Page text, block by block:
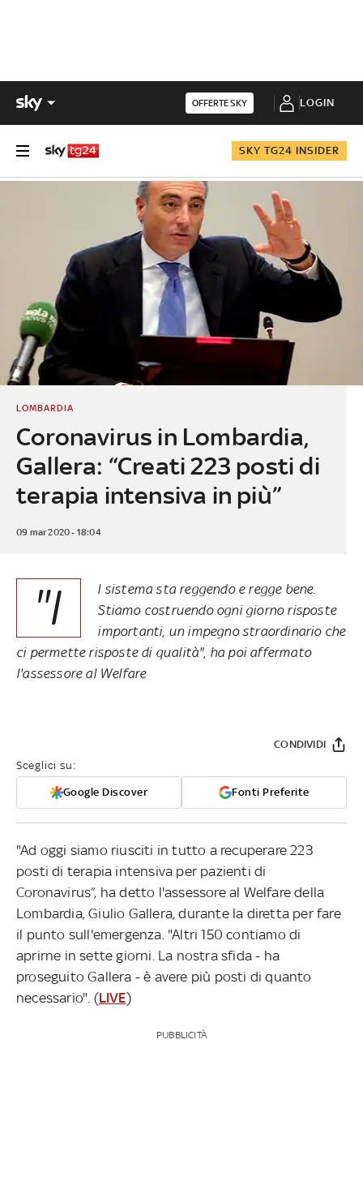
OFFERTE SKY LOGIN
SKY TG24 INSIDER
Coronavirus in Lombardia,
Gallera: “Creati 223 posti di
terapia intensiva in più”
LOMBARDIA
09 mar 2020 - 18:04
"I
l sistema sta reggendo e regge bene.
Stiamo costruendo ogni giorno risposte
importanti, un impegno straordinario che
ci permette risposte di qualità", ha poi affermato
l'assessore al Welfare
Sceglici su:
Google Discover Fonti Preferite
CONDIVIDI
"Ad oggi siamo riusciti in tutto a recuperare 223
posti di terapia intensiva per pazienti di
Coronavirus”, ha detto l'assessore al Welfare della
Lombardia, Giulio Gallera, durante la diretta per fare
il punto sull'emergenza. "Altri 150 contiamo di
aprirne in sette giorni. La nostra sfida - ha
proseguito Gallera - è avere più posti di quanto
necessario". (LIVE)
PUBBLICITÀ